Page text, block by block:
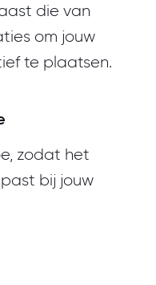
die van
om jouw
te plaatsen.
zodat het
bij jouw